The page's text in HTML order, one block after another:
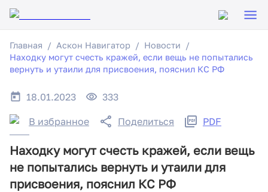
Главная Аскон Навигатор
Новости
Находку могут счесть кражей, если вещь не попытались
вернуть и утаили для присвоения, пояснил КС РФ
18.01.2023 333
В избранное Поделиться PDF
Находку могут счесть кражей, если вещь
не попытались вернуть и утаили для
присвоения, пояснил КС РФ